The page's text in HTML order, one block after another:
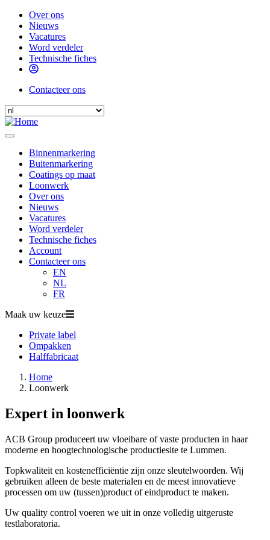
Skip
main
content
Header
menu
Over ons
Nieuws
Vacatures
Word verdeler
Technische fiches
Header
contact
Contacteer ons
Select
your
language
Main
navigation
Binnenmarkering
Buitenmarkering
Coatings op maat
Loonwerk
Over ons
Nieuws
Vacatures
Word verdeler
Technische fiches
Account
Contacteer ons
EN
NL
FR
Hoofdnavigatie
Maak uw keuze
Private label
Ompakken
Halffabricaat
Home
Loonwerk
Expert in loonwerk
ACB Group produceert uw vloeibare of vaste producten in haar
moderne en hoogtechnologische productiesite te Lummen.
Topkwaliteit en kostenefficiëntie zijn onze sleutelwoorden. Wij
gebruiken alleen de beste materialen en de meest innovatieve
processen om uw (tussen)product of eindproduct te maken.
Uw quality control voeren we uit in onze volledig uitgeruste
testlaboratoria.